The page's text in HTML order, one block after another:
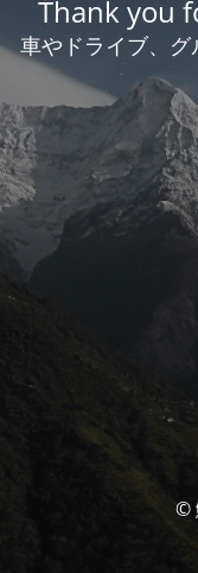
Thank you
車やドライブ、
©